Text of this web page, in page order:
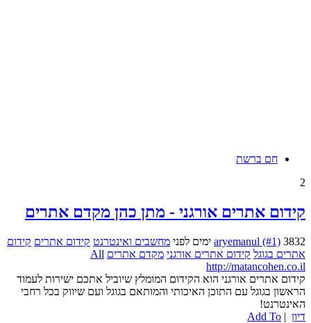
חם ברשת
2
קידום אתרים אורגני - מתן כהן מקדם אתרים
aryemanul (#1) 3832 ימים לפני מחשבים ואינטרנט קידום אתרים קידום
אתרים בגוגל קידום אתרים אורגני מקדם אתרים All
http://matancohen.co.il
קידום אתרים אורגני הוא הקידום המומלץ שיוביל אתכם ישירות לעמוד
הראשון בגוגל עם התוכן האיכותי והמותאם בגוגל ועם שיווק בכל רחבי
האינטרנט!
דיון |
Add To